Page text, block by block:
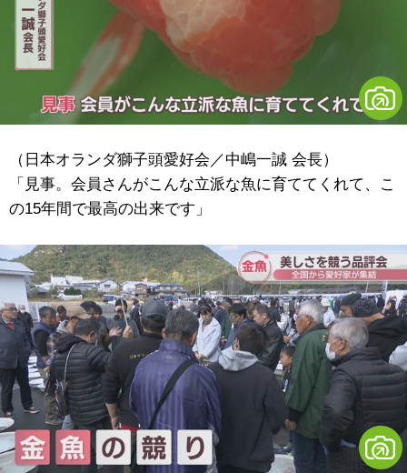
（日本オランダ獅子頭愛好会／中嶋一誠 会長）
「見事。会員さんがこんな立派な魚に育ててくれて、こ
の15年間で最高の出来です」